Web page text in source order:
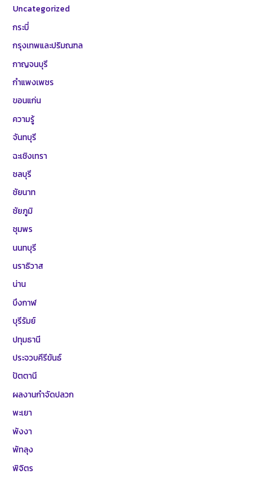
Uncategorized
กระบี่
กรุงเทพและปริมณฑล
กาญจนบุรี
กำแพงเพชร
ขอนแก่น
ความรู้
จันทบุรี
ฉะเชิงเทรา
ชลบุรี
ชัยนาท
ชัยภูมิ
ชุมพร
นนทบุรี
นราธิวาส
น่าน
บึงกาฬ
บุรีรัมย์
ปทุมธานี
ประจวบคีรีขันธ์
ปัตตานี
ผลงานกำจัดปลวก
พะเยา
พังงา
พัทลุง
พิจิตร